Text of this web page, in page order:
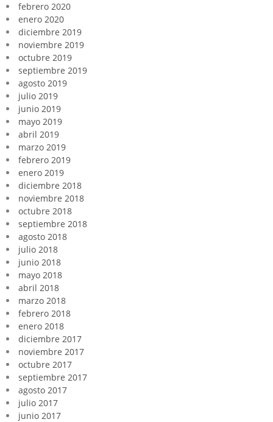
febrero 2020
enero 2020
diciembre 2019
noviembre 2019
octubre 2019
septiembre 2019
agosto 2019
julio 2019
junio 2019
mayo 2019
abril 2019
marzo 2019
febrero 2019
enero 2019
diciembre 2018
noviembre 2018
octubre 2018
septiembre 2018
agosto 2018
julio 2018
junio 2018
mayo 2018
abril 2018
marzo 2018
febrero 2018
enero 2018
diciembre 2017
noviembre 2017
octubre 2017
septiembre 2017
agosto 2017
julio 2017
junio 2017